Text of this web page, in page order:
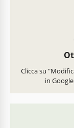
Clicca su
in